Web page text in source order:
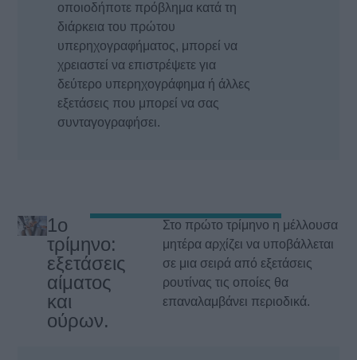
οποιοδήποτε πρόβλημα κατά τη
διάρκεια του πρώτου
υπερηχογραφήματος, μπορεί να
χρειαστεί να επιστρέψετε για
δεύτερο υπερηχογράφημα ή άλλες
εξετάσεις που μπορεί να σας
συνταγογραφήσει.
1o
τρίμηνο:
εξετάσεις
αίματος
και
ούρων.
Στο πρώτο τρίμηνο η μέλλουσα
μητέρα αρχίζει να υποβάλλεται
σε μια σειρά από εξετάσεις
ρουτίνας τις οποίες θα
επαναλαμβάνει περιοδικά.